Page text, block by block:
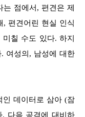
점에서, 편견은 제
, 편견어린 현실 인식
칠 수도 있다. 하지
여성의, 남성에 대한
인 데이터로 삼아 (잠
. 다음 공격에 대비하